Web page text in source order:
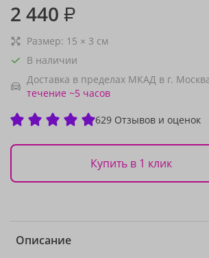
2 440 ₽
Размер: 15 × 3 см
В наличии
Доставка в пределах МКАД в г.
течение ~5 часов
629 Отзывов и оценок
Купить в 1 клик
Описание